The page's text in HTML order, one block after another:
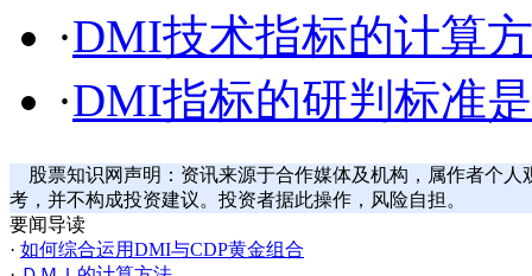
·DMI技术指标的计算
·DMI指标的研判标准
股票知识网声明：资讯来源于合作媒体及机构，属作者个人
考，并不构成投资建议。投资者据此操作，风险自担。
要闻导读
· 如何综合运用DMI与CDP黄金组合